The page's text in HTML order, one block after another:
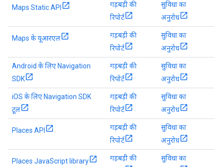
Maps Static API
गड़बड़ी की
रिपोर्ट
सुविधा का
अनुरोध
Maps के यूआरएल
गड़बड़ी की
रिपोर्ट
सुविधा का
अनुरोध
Android के लिए Navigation
SDK
गड़बड़ी की
रिपोर्ट
सुविधा का
अनुरोध
iOS के लिए Navigation SDK
टूल
गड़बड़ी की
रिपोर्ट
सुविधा का
अनुरोध
Places API
गड़बड़ी की
रिपोर्ट
सुविधा का
अनुरोध
Places JavaScript library गड़बड़ी की सुविधा का